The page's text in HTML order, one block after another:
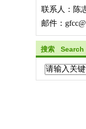
联系人：陈
邮件：
搜索 Search